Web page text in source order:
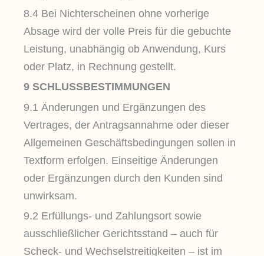
8.4 Bei Nichterscheinen ohne vorherige
Absage wird der volle Preis für die gebuchte
Leistung, unabhängig ob Anwendung, Kurs
oder Platz, in Rechnung gestellt.
9 SCHLUSSBESTIMMUNGEN
9.1 Änderungen und Ergänzungen des
Vertrages, der Antragsannahme oder dieser
Allgemeinen Geschäftsbedingungen sollen in
Textform erfolgen. Einseitige Änderungen
oder Ergänzungen durch den Kunden sind
unwirksam.
9.2 Erfüllungs- und Zahlungsort sowie
ausschließlicher Gerichtsstand – auch für
Scheck- und Wechselstreitigkeiten – ist im